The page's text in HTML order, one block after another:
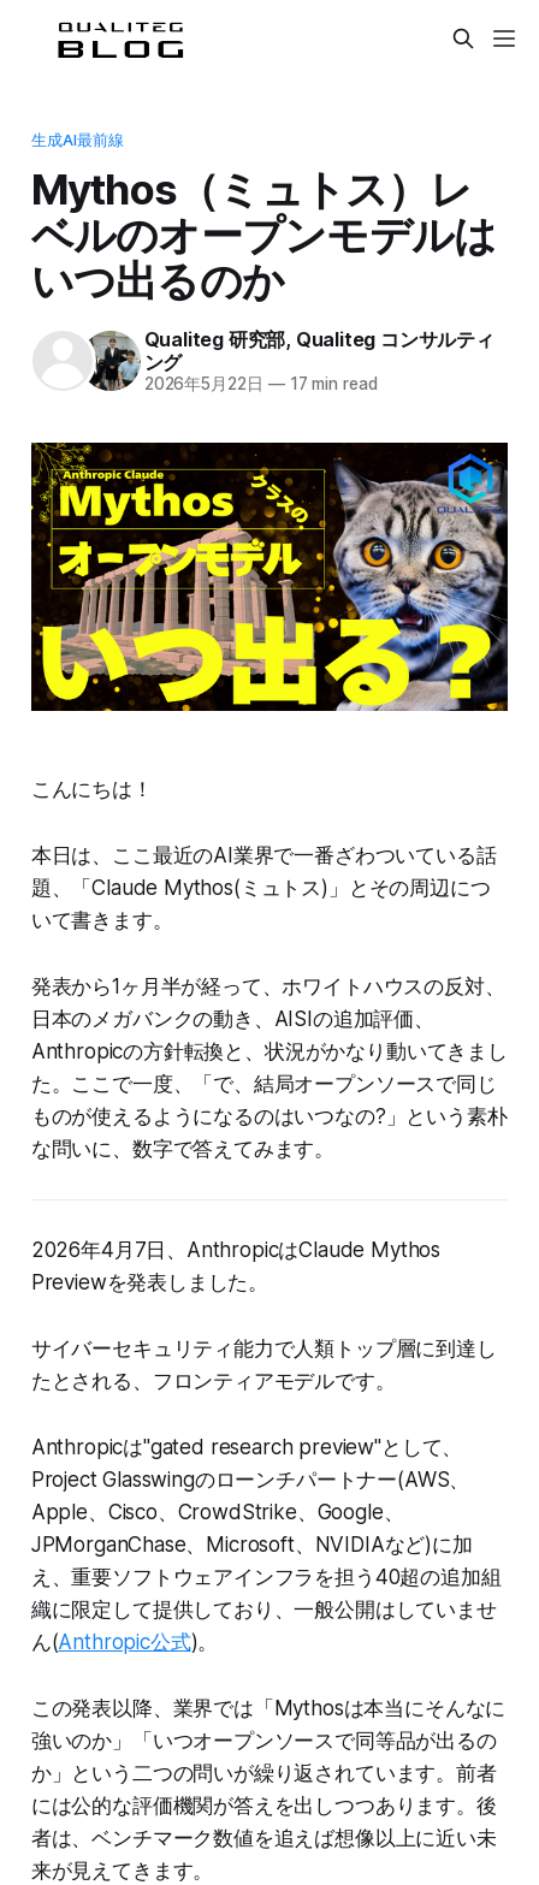
生成AI最前線
Mythos（ミュトス）レ
ベルのオープンモデルは
いつ出るのか
Qualiteg 研究部, Qualiteg コンサルティ
ング
2026年5月22日 —17 min read
こんにちは！
本日は、ここ最近のAI業界で一番ざわついている話
題、「Claude Mythos(ミュトス)」とその周辺につ
いて書きます。
発表から1ヶ月半が経って、ホワイトハウスの反対、
日本のメガバンクの動き、AISIの追加評価、
Anthropicの方針転換と、状況がかなり動いてきまし
た。ここで一度、「で、結局オープンソースで同じ
ものが使えるようになるのはいつなの?」という素朴
な問いに、数字で答えてみます。
2026年4月7日、AnthropicはClaude Mythos
Previewを発表しました。
サイバーセキュリティ能力で人類トップ層に到達し
たとされる、フロンティアモデルです。
Anthropicは"gated research preview"として、
Project Glasswingのローンチパートナー(AWS、
Apple、Cisco、CrowdStrike、Google、
JPMorganChase、Microsoft、NVIDIAなど)に加
え、重要ソフトウェアインフラを担う40超の追加組
織に限定して提供しており、一般公開はしていませ
ん(Anthropic公式)。
この発表以降、業界では「Mythosは本当にそんなに
強いのか」「いつオープンソースで同等品が出るの
か」という二つの問いが繰り返されています。前者
には公的な評価機関が答えを出しつつあります。後
者は、ベンチマーク数値を追えば想像以上に近い未
来が見えてきます。